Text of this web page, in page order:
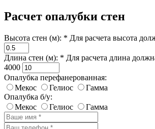
Расчет опалубки стен
Высота стен (м): * Для расчета высота
Длина стен (м): * Для расчета длина
4000
Опалубка перефанерованная:
Мекос
Гелиос
Гамма
Опалубка б/у:
Мекос
Гелиос Гамма